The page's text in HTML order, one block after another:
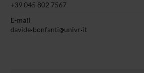
+39 045 802 7567
E-mail
davide bonfanti univr it